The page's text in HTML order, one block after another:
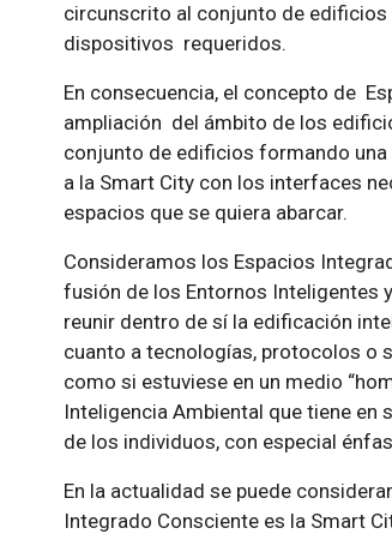
circunscrito al conjunto de
dispositivos requeridos.
En consecuencia, el concepto de
ampliación del ámbito de los
conjunto de edificios formando una
a la Smart City con los interfaces
espacios que se quiera abarcar.
Consideramos los Espacios
fusión de los Entornos Inteligentes
reunir dentro de sí la edificación
cuanto a tecnologías, protocolos o
como si estuviese en un medio
Inteligencia Ambiental que tiene en
de los individuos, con especial
En la actualidad se puede
Integrado Consciente es la Smart